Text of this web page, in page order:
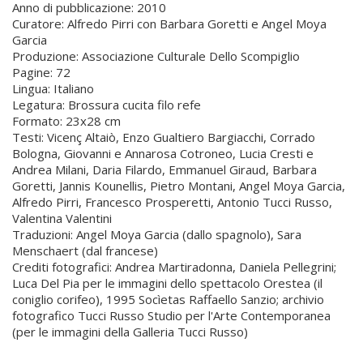
Anno di pubblicazione: 2010
Curatore: Alfredo Pirri con Barbara Goretti e Angel Moya
Garcia
Produzione: Associazione Culturale Dello Scompiglio
Pagine: 72
Lingua: Italiano
Legatura: Brossura cucita filo refe
Formato: 23x28 cm
Testi: Vicenç Altaiò, Enzo Gualtiero Bargiacchi, Corrado
Bologna, Giovanni e Annarosa Cotroneo, Lucia Cresti e
Andrea Milani, Daria Filardo, Emmanuel Giraud, Barbara
Goretti, Jannis Kounellis, Pietro Montani, Angel Moya Garcia,
Alfredo Pirri, Francesco Prosperetti, Antonio Tucci Russo,
Valentina Valentini
Traduzioni: Angel Moya Garcia (dallo spagnolo), Sara
Menschaert (dal francese)
Crediti fotografici: Andrea Martiradonna, Daniela Pellegrini;
Luca Del Pia per le immagini dello spettacolo Orestea (il
coniglio corifeo), 1995 Socìetas Raffaello Sanzio; archivio
fotografico Tucci Russo Studio per l'Arte Contemporanea
(per le immagini della Galleria Tucci Russo)